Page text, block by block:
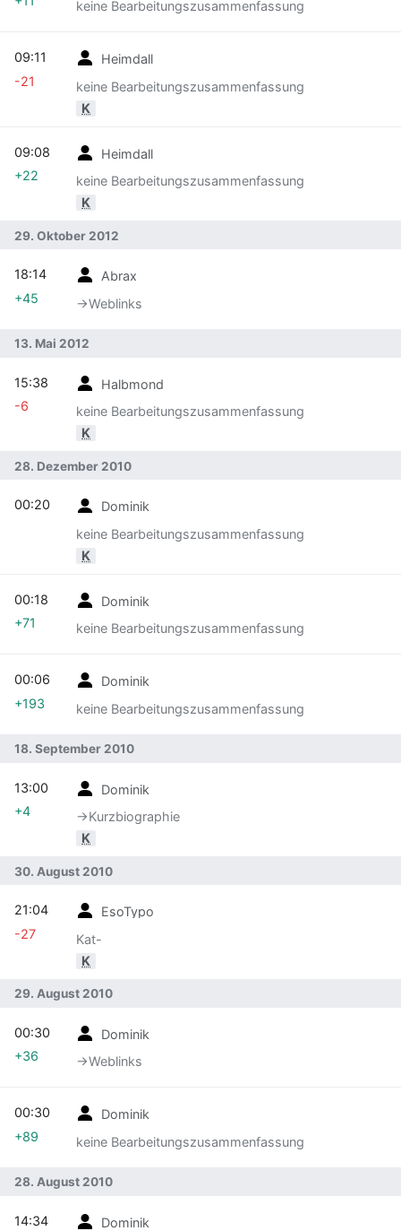
keine Bearbeitungszusammenfassung
Heimdall
keine Bearbeitungszusammenfassung
K
09:11
-21
Heimdall
keine Bearbeitungszusammenfassung
K
09:08
+22
29. Oktober 2012
Abrax
→‎Weblinks
18:14
+45
13. Mai 2012
Halbmond
keine Bearbeitungszusammenfassung
K
15:38
-6
28. Dezember 2010
Dominik
keine Bearbeitungszusammenfassung
K
00:20
Dominik
keine Bearbeitungszusammenfassung
00:18
+71
Dominik
keine Bearbeitungszusammenfassung
00:06
+193
18. September 2010
Dominik
→‎Kurzbiographie
K
13:00
+4
30. August 2010
EsoTypo
Kat-
K
21:04
-27
29. August 2010
Dominik
→‎Weblinks
00:30
+36
Dominik
keine Bearbeitungszusammenfassung
00:30
+89
28. August 2010
Dominik
14:34